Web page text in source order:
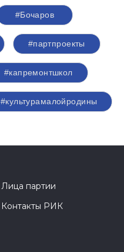
#Бочаров
#партпроекты
#капремонтшкол
#культурамалойродины
Лица партии
Контакты РИК